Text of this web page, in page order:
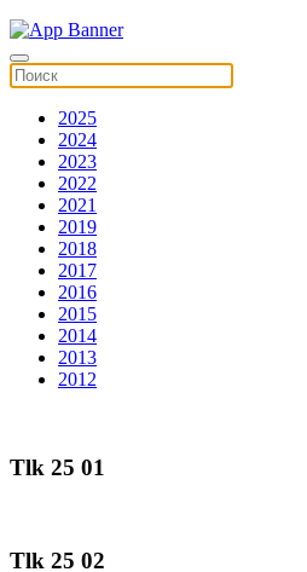
2025
2024
2023
2022
2021
2019
2018
2017
2016
2015
2014
2013
2012
Tlk 25 01
Tlk 25 02